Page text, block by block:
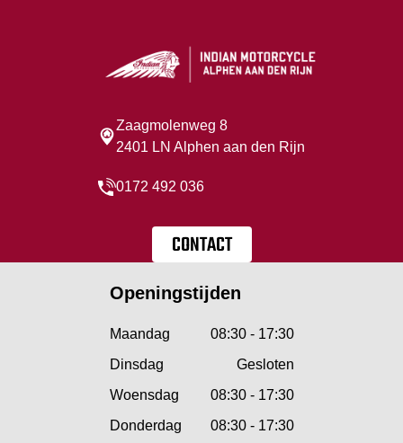
Zaagmolenweg 8
2401 LN Alphen aan den Rijn
0172 492 036
CONTACT
Openingstijden
Maandag
08:30 - 17:30
Dinsdag
Gesloten
Woensdag
08:30 - 17:30
Donderdag
08:30 - 17:30